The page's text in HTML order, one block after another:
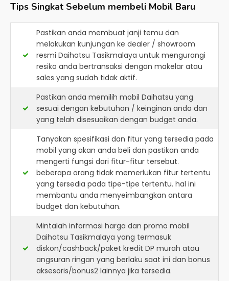
Tips Singkat Sebelum membeli Mobil Baru
Pastikan anda membuat janji temu dan
melakukan kunjungan ke dealer / showroom
resmi Daihatsu Tasikmalaya untuk mengurangi
resiko anda bertransaksi dengan makelar atau
sales yang sudah tidak aktif.
Pastikan anda memilih mobil Daihatsu yang
sesuai dengan kebutuhan / keinginan anda dan
yang telah disesuaikan dengan budget anda.
Tanyakan spesifikasi dan fitur yang tersedia pada
mobil yang akan anda beli dan pastikan anda
mengerti fungsi dari fitur-fitur tersebut.
beberapa orang tidak memerlukan fitur tertentu
yang tersedia pada tipe-tipe tertentu. hal ini
membantu anda menyeimbangkan antara
budget dan kebutuhan.
Mintalah informasi harga dan promo mobil
Daihatsu Tasikmalaya yang termasuk
diskon/cashback/paket kredit DP murah atau
angsuran ringan yang berlaku saat ini dan bonus
aksesoris/bonus2 lainnya jika tersedia.